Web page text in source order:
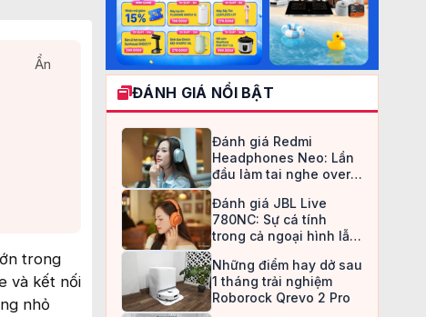
Ẩn
trong
và kết nối
nhỏ
ĐÁNH GIÁ NỔI BẬT
Đánh giá Redmi
Headphones Neo: Lần
đầu làm tai nghe over-
an toàn
Đánh giá JBL Live
780NC: Sự cá tính
trong cả ngoại hình lẫn
Những điểm hay dở sau
1 tháng trải nghiệm
Roborock Qrevo 2 Pro